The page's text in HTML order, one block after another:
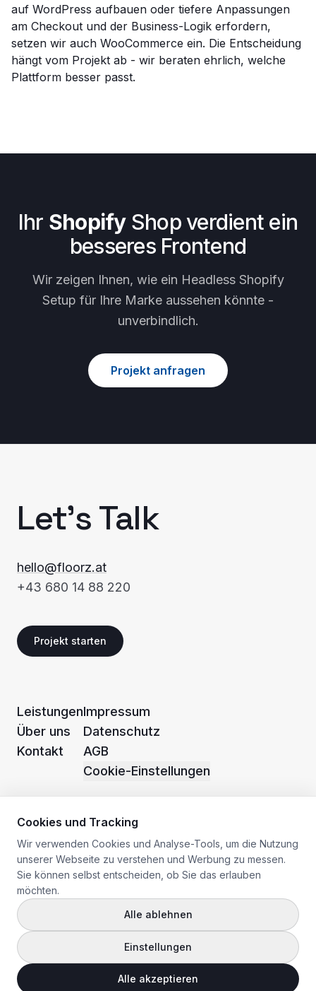
auf WordPress aufbauen oder tiefere Anpassungen
am Checkout und der Business-Logik erfordern,
setzen wir auch WooCommerce ein. Die Entscheidung
hängt vom Projekt ab - wir beraten ehrlich, welche
Plattform besser passt.
Ihr ShopifyShop verdient ein
besseres Frontend
Wir zeigen Ihnen, wie ein Headless Shopify
Setup für Ihre Marke aussehen könnte -
unverbindlich.
Projekt anfragen
Let's Talk
hello@floorz.at
+43 680 14 88 220
Projekt starten
Leistungen
Über uns
Kontakt
Impressum
Datenschutz
AGB
Cookie-Einstellungen
Ottersbach 41
A-8452 Großklein
© 2020 - Floorz IT OG. Alle Rechte vorbehalten.
Cookies und Tracking
Wir verwenden Cookies und Analyse-Tools, um die Nutzung
unserer Webseite zu verstehen und Werbung zu messen.
Sie können selbst entscheiden, ob Sie das erlauben
möchten.
Alle ablehnen
Einstellungen
Alle akzeptieren